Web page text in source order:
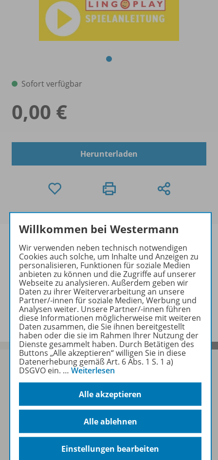
Sofort verfügbar
0,00 €
Herunterladen
Informationen
Video zu folgenden Werken
Zum Newsletter anmelden
Willkommen bei Westermann
Wir verwenden neben technisch notwendigen
Cookies auch solche, um Inhalte und Anzeigen zu
personalisieren, Funktionen für soziale Medien
anbieten zu können und die Zugriffe auf unserer
Webseite zu analysieren. Außerdem geben wir
Daten zu ihrer Weiterverarbeitung an unsere
Partner/-innen für soziale Medien, Werbung und
Analysen weiter. Unsere Partner/-innen führen
diese Informationen möglicherweise mit weiteren
Daten zusammen, die Sie ihnen bereitgestellt
haben oder die sie im Rahmen Ihrer Nutzung der
Dienste gesammelt haben. Durch Betätigen des
Buttons „Alle akzeptieren“ willigen Sie in diese
Datenerhebung gemäß Art. 6 Abs. 1 S. 1 a)
DSGVO ein. … Weiterlesen
Alle akzeptieren
Alle ablehnen
Einstellungen bearbeiten